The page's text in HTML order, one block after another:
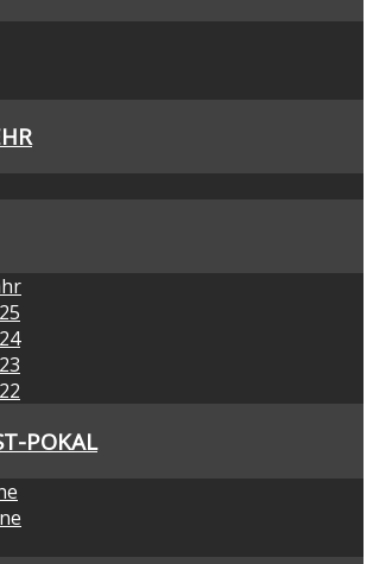
POKAL